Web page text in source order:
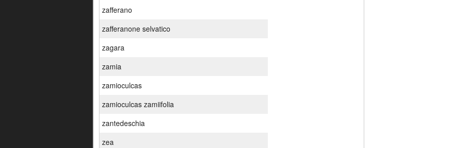
zafferano
zafferanone selvatico
zagara
zamia
zamioculcas
zamioculcas zamiifolia
zantedeschia
zea